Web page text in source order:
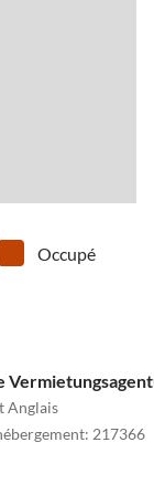
Occupé
Anglais
: 217366